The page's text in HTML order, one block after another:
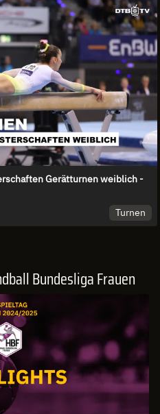
Gerätturnen weiblich -
Turnen
Bundesliga Frauen